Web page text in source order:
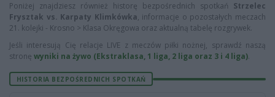
Poniżej znajdziesz również historę bezpośrednich spotkań Strzelec
Frysztak vs. Karpaty Klimkówka, informacje o pozostałych meczach
21. kolejki - Krosno > Klasa Okręgowa oraz aktualną tabelę rozgrywek.
Jeśli interesują Cię relacje LIVE z meczów piłki nożnej, sprawdź naszą
stronę wyniki na żywo (Ekstraklasa, 1 liga, 2 liga oraz 3 i 4 liga).
HISTORIA BEZPOŚREDNICH SPOTKAŃ